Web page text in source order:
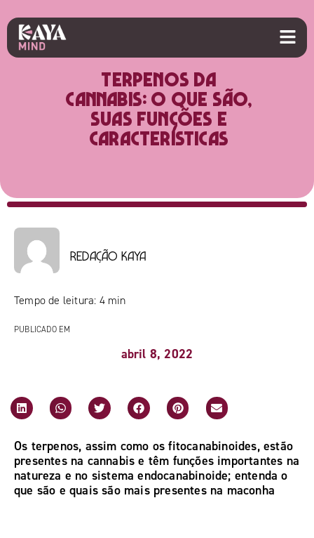
Terpenos da
Cannabis: o que são,
suas funções e
características
Redação Kaya
Tempo de leitura: 4 min
PUBLICADO EM
abril 8, 2022
Os terpenos, assim como os fitocanabinoides, estão
presentes na cannabis e têm funções importantes na
natureza e no sistema endocanabinoide; entenda o
que são e quais são mais presentes na maconha